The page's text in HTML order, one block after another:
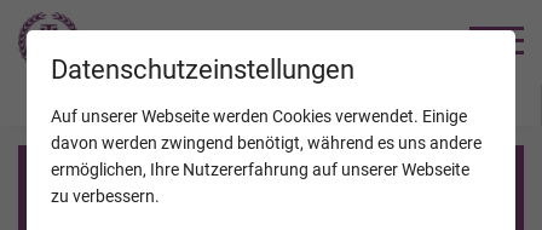
Registrierung auf TrauerHilfe.it
Datenschutzeinstellungen
Auf unserer Webseite werden Cookies verwendet. Einige
davon werden zwingend benötigt, während es uns andere
ermöglichen, Ihre Nutzererfahrung auf unserer Webseite
zu verbessern.
JAHRESTAGE KALENDER VERSTORBENE